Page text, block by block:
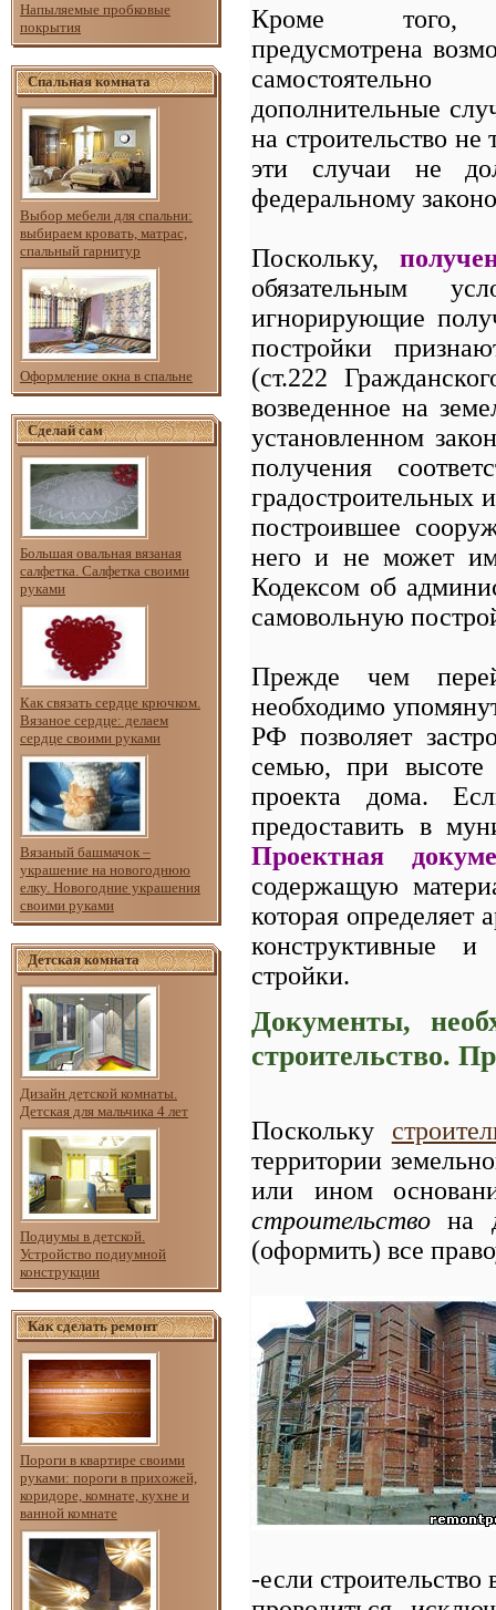
Напыляемые пробковые
покрытия
Спальная комната
Выбор мебели для спальни:
выбираем кровать, матрас,
спальный гарнитур
Оформление окна в спальне
Сделай сам
Большая овальная вязаная
салфетка. Салфетка своими
руками
Как связать сердце крючком.
Вязаное сердце: делаем
сердце своими руками
Вязаный башмачок –
украшение на новогоднюю
елку. Новогодние украшения
своими руками
Детская комната
Дизайн детской комнаты.
Детская для мальчика 4 лет
Подиумы в детской.
Устройство подиумной
конструкции
Как сделать ремонт
Пороги в квартире своими
руками: пороги в прихожей,
коридоре, комнате, кухне и
ванной комнате
Кроме того,
предусмотрена
дополнительные
на строительство не
эти случаи не
федеральному
Поскольку,
обязательным
игнорирующие
постройки
(ст.222
возведенное на
установленном
получения
градостроительных
построившее
него и не может им
Кодексом об
самовольную
Прежде чем
необходимо
РФ позволяет
семью, при высоте
проекта дома.
предоставить в
Проектная
содержащую
которая определяет
конструктивные и
стройки.
Документы,
строительство.
Поскольку
территории
или ином
строительствона
(оформить) все
-если строительство